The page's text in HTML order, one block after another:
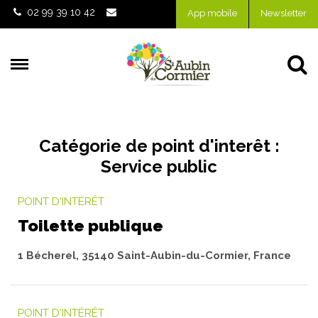
Gestion des traceurs
02 99 39 10 42 App mobile Newsletter
Catégorie de point d'interêt :
Service public
POINT D'INTÉRÊT
Toilette publique
1 Bécherel, 35140 Saint-Aubin-du-Cormier, France
POINT D'INTÉRÊT